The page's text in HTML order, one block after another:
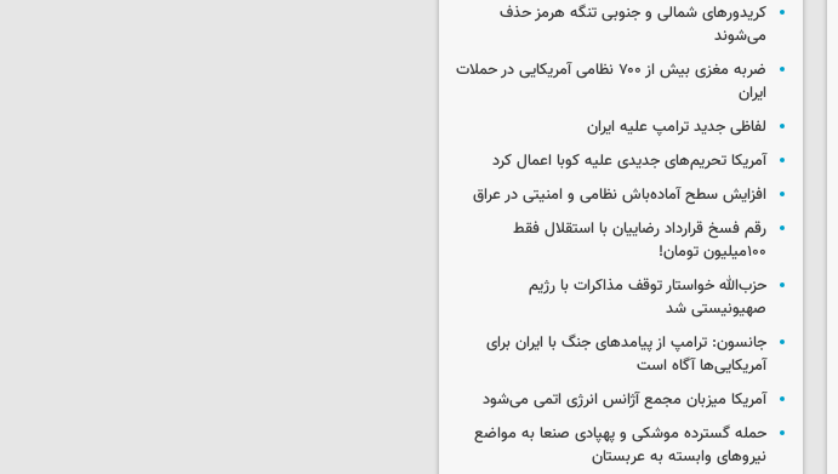
کریدورهای شمالی و جنوبی تنگه هرمز حذف
می‌شوند
ضربه مغزی بیش از ۷۰۰ نظامی آمریکایی در حملات
ایران
لفاظی جدید ترامپ علیه ایران
آمریکا تحریم‌های جدیدی علیه کوبا اعمال کرد
افزایش سطح آماده‌باش نظامی و امنیتی در عراق
رقم فسخ قرارداد رضاییان با استقلال فقط
۱۰۰میلیون تومان!
حزب‌الله خواستار توقف مذاکرات با رژیم
صهیونیستی شد
جانسون: ترامپ از پیامدهای جنگ با ایران برای
آمریکایی‌ها آگاه است
آمریکا میزبان مجمع آژانس انرژی اتمی می‌شود
حمله گسترده موشکی و پهپادی صنعا به مواضع
نیروهای وابسته به عربستان